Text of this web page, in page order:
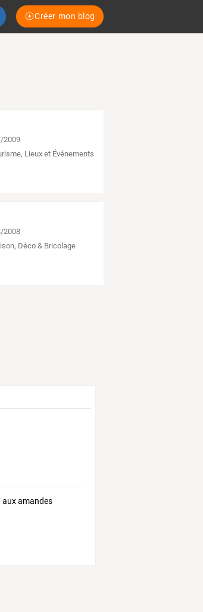
Créer mon blog
2009
Lieux et Événements
2008
Déco & Bricolage
aux amandes